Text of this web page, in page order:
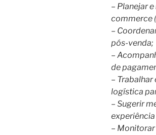
– Planejar
commerce
–
pós-venda;
–
de
–
logística
– Sugerir
experiência
–